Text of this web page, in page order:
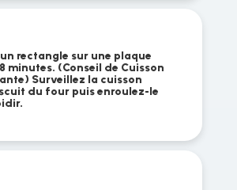
rectangle sur une plaque
(Conseil de Cuisson
Surveillez la cuisson
du four puis enroulez-le